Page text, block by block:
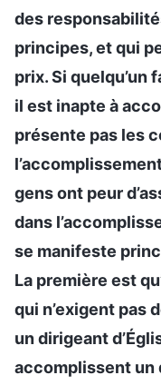
des
principes, et qui
prix. Si quelqu’un
il est inapte à
présente pas les
gens ont peur
dans
se manifeste
La première est
qui n’exigent pas
un dirigeant
accomplissent un